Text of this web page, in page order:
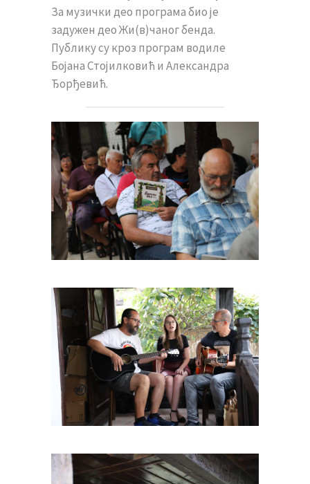
За музички део програма био је
задужен део Жи(в)чаног бенда.
Публику су кроз програм водиле
Бојана Стојилковић и Александра
Ђорђевић.